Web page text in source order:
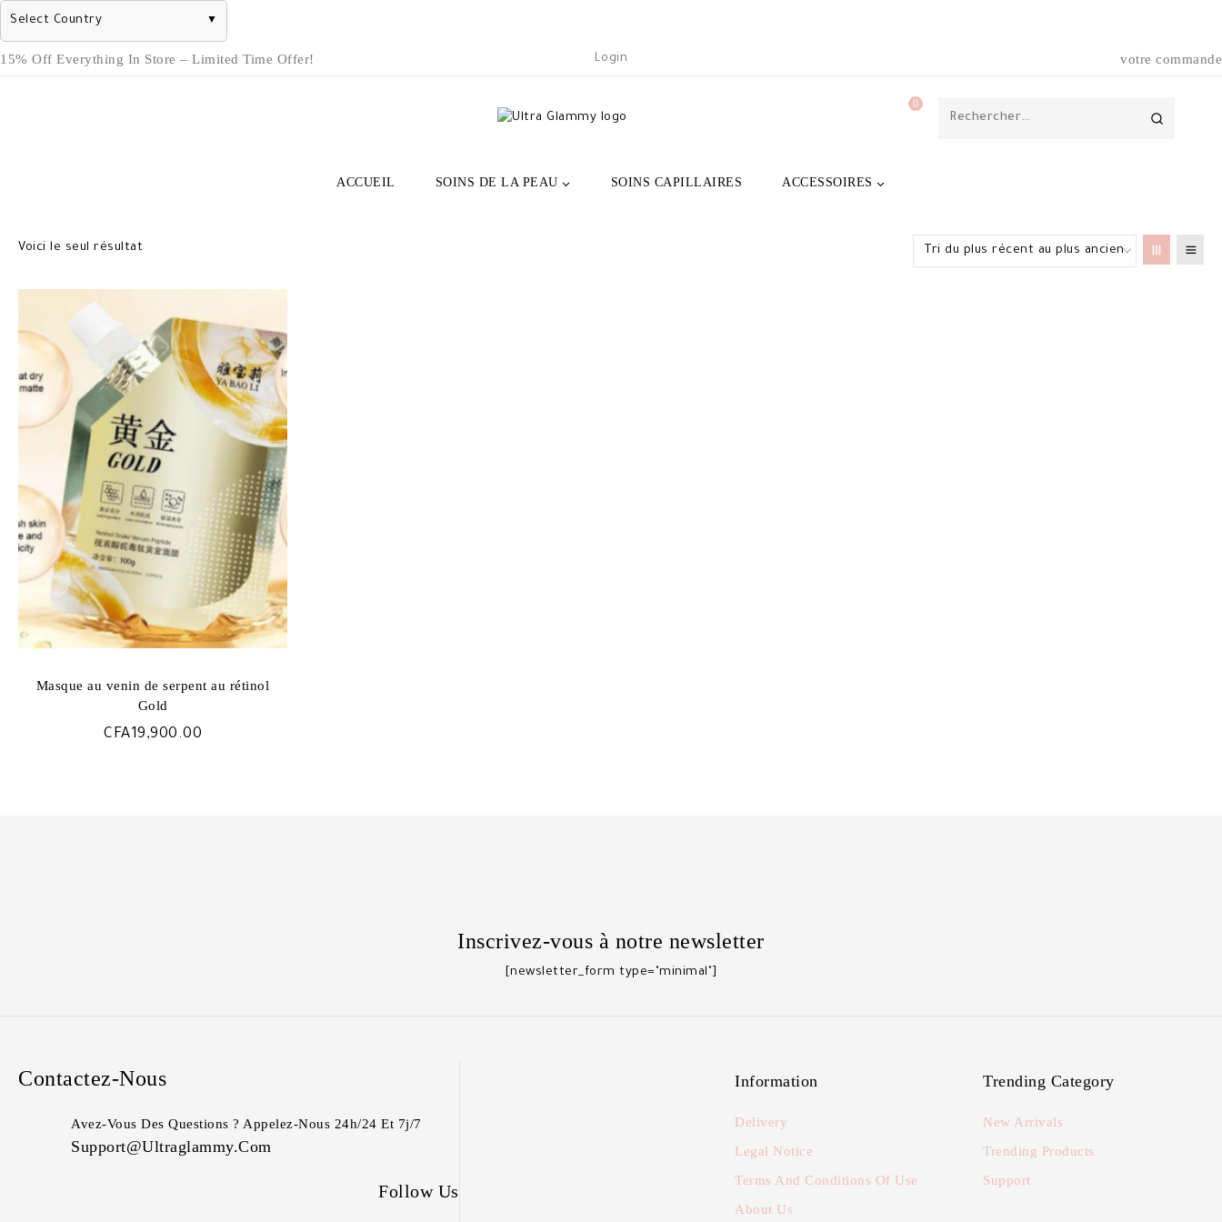
Select Country ▼
Skip
to
15% Off Everything In Store – Limited Time Offer! Login votre commande
0
ACCUEIL SOINS DE LA PEAU SOINS CAPILLAIRES ACCESSOIRES
Voici le seul résultat
Masque au venin de serpent au rétinol
Gold
CFA19,900.00
Inscrivez-vous à notre newsletter
[newsletter_form type="minimal"]
Contactez-Nous
Avez-Vous Des Questions ? Appelez-Nous 24h/24 Et 7j/7
Support@ultraglammy.com
Follow Us
Information
Delivery
Legal Notice
Terms And Conditions Of Use
About Us
Trending Category
New Arrivals
Trending Products
Support